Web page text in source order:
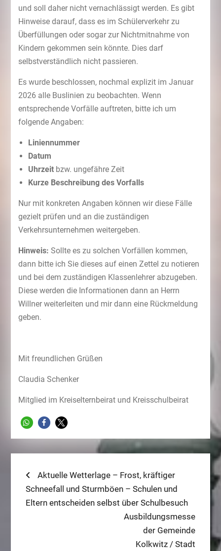
und soll daher nicht vernachlässigt werden. Es gibt
Hinweise darauf, dass es im Schülerverkehr zu
Überfüllungen oder sogar zur Nichtmitnahme von
Kindern gekommen sein könnte. Dies darf
selbstverständlich nicht passieren.
Es wurde beschlossen, nochmal explizit im Januar
2026 alle Buslinien zu beobachten. Wenn
entsprechende Vorfälle auftreten, bitte ich um
folgende Angaben:
Liniennummer
Datum
Uhrzeitbzw. ungefähre Zeit
Kurze Beschreibung des Vorfalls
Nur mit konkreten Angaben können wir diese Fälle
gezielt prüfen und an die zuständigen
Verkehrsunternehmen weitergeben.
Hinweis: Sollte es zu solchen Vorfällen kommen,
dann bitte ich Sie dieses auf einen Zettel zu notieren
und bei dem zuständigen Klassenlehrer abzugeben.
Diese werden die Informationen dann an Herrn
Willner weiterleiten und mir dann eine Rückmeldung
geben.
Mit freundlichen Grüßen
Claudia Schenker
Mitglied im Kreiselternbeirat und Kreisschulbeirat
Beitragsnavigation
Previous
post:
Aktuelle Wetterlage – Frost, kräftiger
Schneefall und Sturmböen – Schulen und
Eltern entscheiden selbst über Schulbesuch
Next
Ausbildungsmesse
der Gemeinde
Kolkwitz / Stadt